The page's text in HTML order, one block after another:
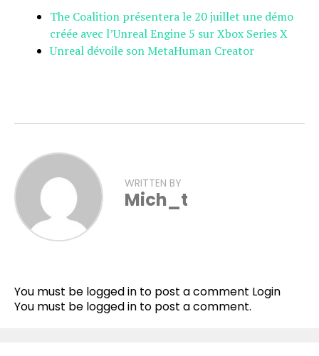
The Coalition présentera le 20 juillet une démo
créée avec l’Unreal Engine 5 sur Xbox Series X
Unreal dévoile son MetaHuman Creator
WRITTEN BY
Mich_t
You must be logged in to post a comment Login
You must be logged in to post a comment.